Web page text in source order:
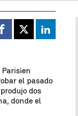
Facebook
X Linkedin
el pasado
dos
donde el